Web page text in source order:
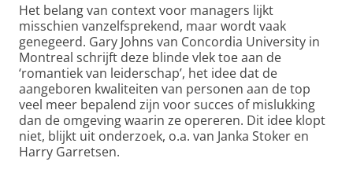
Het belang van context voor managers lijkt
misschien vanzelfsprekend, maar wordt vaak
genegeerd. Gary Johns van Concordia University in
Montreal schrijft deze blinde vlek toe aan de
‘romantiek van leiderschap’, het idee dat de
aangeboren kwaliteiten van personen aan de top
veel meer bepalend zijn voor succes of mislukking
dan de omgeving waarin ze opereren. Dit idee klopt
niet, blijkt uit onderzoek, o.a. van Janka Stoker en
Harry Garretsen.